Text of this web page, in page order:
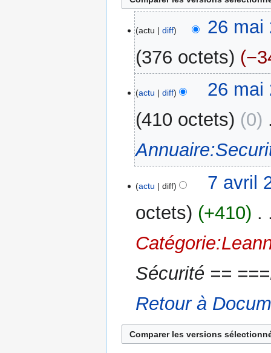
mai
2024
actu diff
26 mai
376 octets
u
u
n
é
u
é
e
s
m
o
i
i
c
actu diff
26 mai
410 octets
0
avrilactu diff
7 avril
octets
+410
Sécurité ==
Retour à